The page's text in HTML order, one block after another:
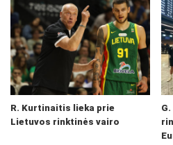
R. Kurtinaitis lieka prie
Lietuvos rinktinės vairo